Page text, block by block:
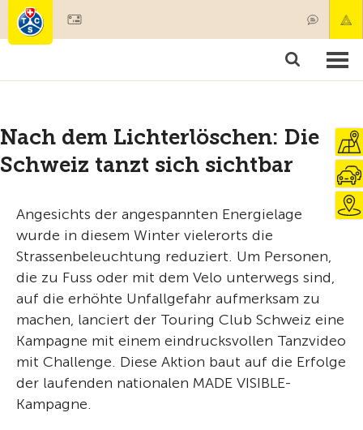
Mitgliedschaft & Leistungen
Nach dem Lichterlöschen: Die
Schweiz tanzt sich sichtbar
Angesichts der angespannten Energielage
wurde in diesem Winter vielerorts die
Strassenbeleuchtung reduziert. Um Personen,
die zu Fuss oder mit dem Velo unterwegs sind,
auf die erhöhte Unfallgefahr aufmerksam zu
machen, lanciert der Touring Club Schweiz eine
Kampagne mit einem eindrucksvollen Tanzvideo
mit Challenge. Diese Aktion baut auf die Erfolge
der laufenden nationalen MADE VISIBLE-
Kampagne.